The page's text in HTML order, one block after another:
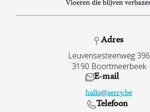
Adres
Leuvensesteenweg 396
3190 Boortmeerbeek
E-mail
hallo@serry.be
Telefoon